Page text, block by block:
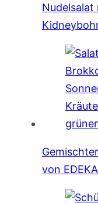
Nudelsalat
von